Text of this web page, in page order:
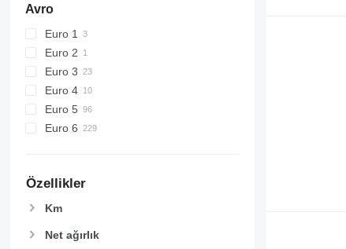
Avro
Euro 1
Euro 2
Euro 3
Euro 4
Euro 5
Euro 6
Özellikler
Km
Net ağırlık